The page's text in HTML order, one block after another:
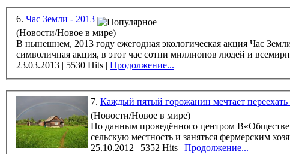
6. Час Земли - 2013
(Новости/Новое в мире)
В нынешнем, 2013 году ежегодная экологическая акция Час
символичная акция, в этот час сотни миллионов людей и
23.03.2013 | 5530 Hits | Продолжение...
7. Каждый пятый горожанин мечтает
(Новости/Новое в мире)
По данным проведённого центром
сельскую местность и заняться фермерским
25.10.2012 | 5352 Hits | Продолжение...